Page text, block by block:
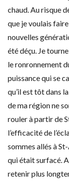
chaud. Au risque
que je voulais
nouvelles
été déçu. Je
le ronronnement
puissance qui se
qu’il est tôt dans
de ma région ne
rouler à partir de
l’efficacité de
sommes allés à
qui était surfacé.
retenir plus